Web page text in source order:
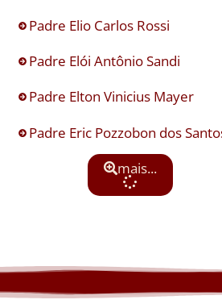
Padre Elio Carlos Rossi
Padre Elói Antônio Sandi
Padre Elton Vinicius Mayer
Padre Eric Pozzobon dos
mais...